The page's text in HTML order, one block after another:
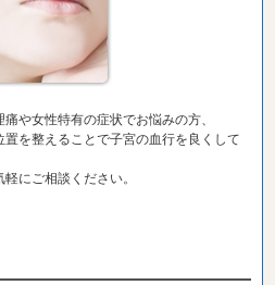
や女性特有の症状でお悩みの方、
を整えることで子宮の血行を良くして
にご相談ください。